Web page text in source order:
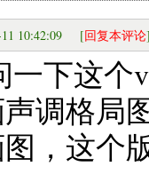
11 10:42:09 [回复本评论
一下这个
调格局
，这个